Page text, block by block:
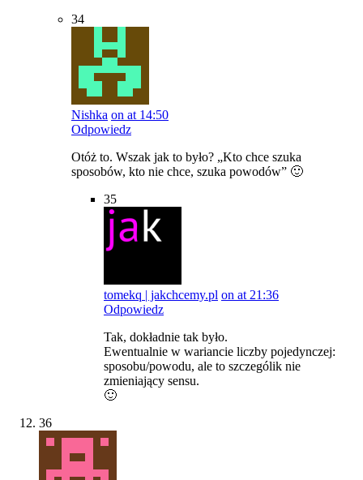
34
Nishka on at 14:50
Odpowiedz
Otóż to. Wszak jak to było? „Kto chce szuka
sposobów, kto nie chce, szuka powodów” 🙂
35
tomekq | jakchcemy.pl on at 21:36
Odpowiedz
Tak, dokładnie tak było.
Ewentualnie w wariancie liczby pojedynczej:
sposobu/powodu, ale to szczególik nie
zmieniający sensu.
🙂
36